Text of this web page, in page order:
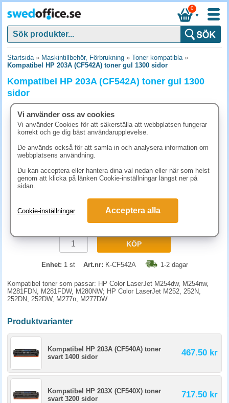
▼
0
Startsida» Maskintillbehör, Förbrukning » Toner kompatibla»
Kompatibel HP 203A (CF542A) toner gul 1300 sidor
Kompatibel HP 203A (CF542A) toner gul 1300
sidor
580 kr (inkl. moms)
KÖP
Enhet: 1 st Art.nr: K-CF542A 1-2 dagar
Kompatibel toner som passar: HP Color LaserJet M254dw, M254nw,
M281FDN, M281FDW, M280NW; HP Color LaserJet M252, 252N,
252DN, 252DW, M277n, M277DW
Produktvarianter
Kompatibel HP 203A (CF540A) toner
svart 1400 sidor
467.50 kr
Kompatibel HP 203X (CF540X) toner
svart 3200 sidor
717.50 kr
Vi använder oss av cookies
Vi använder Cookies för att säkerställa att webbplatsen fungerar
korrekt och ge dig bäst användarupplevelse.
De används också för att samla in och analysera information om
webbplatsens användning.
Du kan acceptera eller hantera dina val nedan eller när som helst
genom att klicka på länken Cookie-inställningar längst ner på
sidan.
Cookie-inställningar Acceptera alla